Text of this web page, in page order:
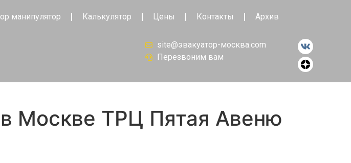
манипулятор Калькулятор Цены Контакты Архив
site@эвакуатор-москва.com
Перезвоним вам
в Москве ТРЦ Пятая Авеню